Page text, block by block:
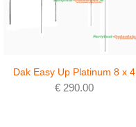
Dak Easy Up Platinum 8 x 4
€ 290.00